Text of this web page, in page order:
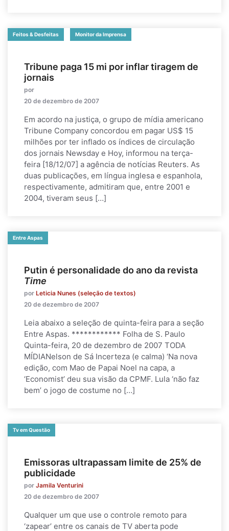
Feitos & Desfeitas Monitor da Imprensa
Tribune paga 15 mi por inflar tiragem de
jornais
por
20 de dezembro de 2007
Em acordo na justiça, o grupo de mídia americano
Tribune Company concordou em pagar US$ 15
milhões por ter inflado os índices de circulação
dos jornais Newsday e Hoy, informou na terça-
feira [18/12/07] a agência de notícias Reuters. As
duas publicações, em língua inglesa e espanhola,
respectivamente, admitiram que, entre 2001 e
2004, tiveram seus […]
Entre Aspas
Putin é personalidade do ano da revista
Time
por Leticia Nunes (seleção de textos)
20 de dezembro de 2007
Leia abaixo a seleção de quinta-feira para a seção
Entre Aspas. ************ Folha de S. Paulo
Quinta-feira, 20 de dezembro de 2007 TODA
MÍDIANelson de Sá Incerteza (e calma) ‘Na nova
edição, com Mao de Papai Noel na capa, a
‘Economist’ deu sua visão da CPMF. Lula ‘não faz
bem’ o jogo de costume no […]
Tv em Questão
Emissoras ultrapassam limite de 25% de
publicidade
por Jamila Venturini
20 de dezembro de 2007
Qualquer um que use o controle remoto para
‘zapear’ entre os canais de TV aberta pode